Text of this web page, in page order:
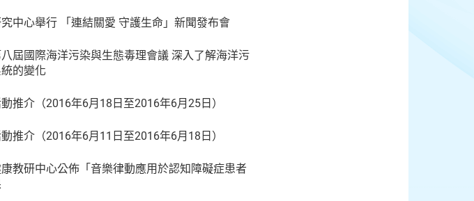
中心舉行 「連結關愛 守護生命」新聞發布會
屆國際海洋污染與生態毒理會議 深入了解海洋污
的變化
推介（2016年6月18日至2016年6月25日）
推介（2016年6月11日至2016年6月18日）
教研中心公佈「音樂律動應用於認知障礙症患者